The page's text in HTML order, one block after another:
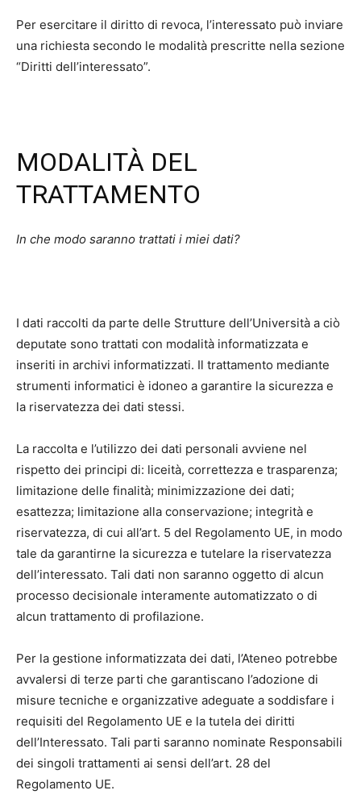
Per esercitare il diritto di revoca, l’interessato può inviare
una richiesta secondo le modalità prescritte nella sezione
“Diritti dell’interessato”.
MODALITÀ DEL
TRATTAMENTO
In che modo saranno trattati i miei dati?
I dati raccolti da parte delle Strutture dell’Università a ciò
deputate sono trattati con modalità informatizzata e
inseriti in archivi informatizzati. Il trattamento mediante
strumenti informatici è idoneo a garantire la sicurezza e
la riservatezza dei dati stessi.
La raccolta e l’utilizzo dei dati personali avviene nel
rispetto dei principi di: liceità, correttezza e trasparenza;
limitazione delle finalità; minimizzazione dei dati;
esattezza; limitazione alla conservazione; integrità e
riservatezza, di cui all’art. 5 del Regolamento UE, in modo
tale da garantirne la sicurezza e tutelare la riservatezza
dell’interessato. Tali dati non saranno oggetto di alcun
processo decisionale interamente automatizzato o di
alcun trattamento di profilazione.
Per la gestione informatizzata dei dati, l’Ateneo potrebbe
avvalersi di terze parti che garantiscano l’adozione di
misure tecniche e organizzative adeguate a soddisfare i
requisiti del Regolamento UE e la tutela dei diritti
dell’Interessato. Tali parti saranno nominate Responsabili
dei singoli trattamenti ai sensi dell’art. 28 del
Regolamento UE.